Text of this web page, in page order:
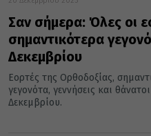
Σαν σήμερα: Όλες οι
σημαντικότερα
Δεκεμβρίου
Εορτές της Ορθοδοξίας,
γεγονότα, γεννήσεις και
Δεκεμβρίου.